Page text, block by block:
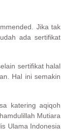
Jika tak
ada sertifikat
sertifikat halal
Hal ini semakin
katering aqiqoh
Mutiara
Ulama Indonesia